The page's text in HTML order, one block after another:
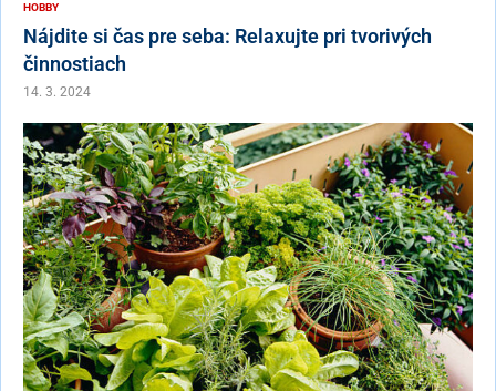
HOBBY
Nájdite si čas pre seba: Relaxujte pri tvorivých
činnostiach
14. 3. 2024